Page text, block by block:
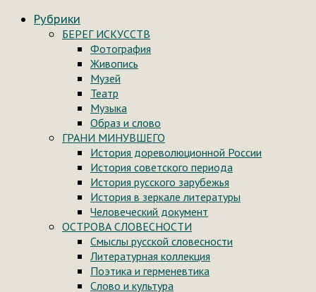
Рубрики
БЕРЕГ ИСКУССТВ
Фотография
Живопись
Музей
Театр
Музыка
Образ и слово
ГРАНИ МИНУВШЕГО
История дореволюционной России
История советского периода
История русского зарубежья
История в зеркале литературы
Человеческий документ
ОСТРОВА СЛОВЕСНОСТИ
Смыслы русской словесности
Литературная коллекция
Поэтика и герменевтика
Слово и культура